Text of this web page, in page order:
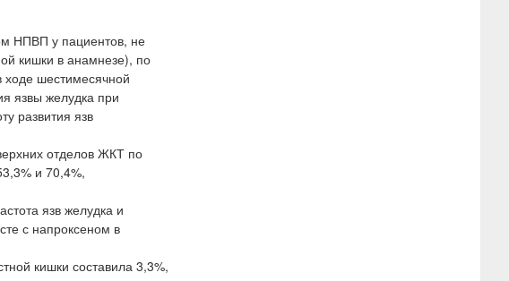
НПВП у пациентов, не
кишки в анамнезе), по
ходе шестимесячной
язвы желудка при
развития язв
отделов ЖКТ по
и 70,4%,
язв желудка и
с напроксеном в
кишки составила 3,3%,